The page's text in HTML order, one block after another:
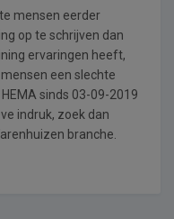
mensen eerder
op te schrijven dan
ervaringen heeft,
een slechte
sinds 03-09-2019
indruk, zoek dan
branche.